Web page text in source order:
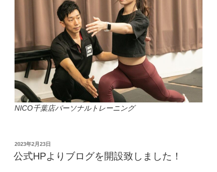
NICO千葉店パーソナルトレーニング
投
稿
日:
2023年2月23日
公式HPよりブログを開設致しました！